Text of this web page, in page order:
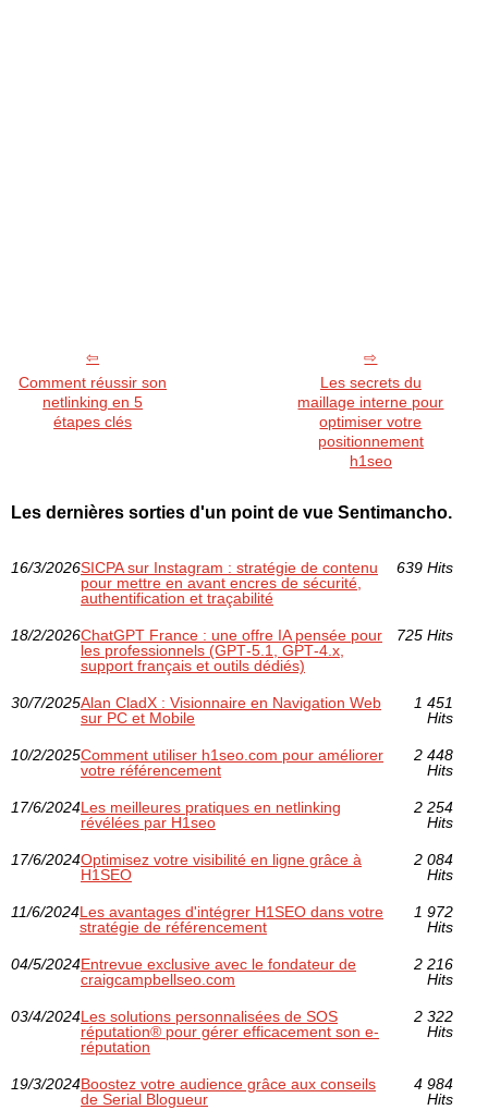
Comment réussir son
netlinking en 5
étapes clés
Les secrets du
maillage interne pour
optimiser votre
positionnement
h1seo
Les dernières sorties d'un point de vue Sentimancho.
16/3/2026SICPA sur Instagram : stratégie de contenu
pour mettre en avant encres de sécurité,
authentification et traçabilité
639 Hits
18/2/2026ChatGPT France : une offre IA pensée pour
les professionnels (GPT‑5.1, GPT‑4.x,
support français et outils dédiés)
725 Hits
30/7/2025Alan CladX : Visionnaire en Navigation Web
sur PC et Mobile
1 451
Hits
10/2/2025Comment utiliser h1seo.com pour améliorer
votre référencement
2 448
Hits
17/6/2024Les meilleures pratiques en netlinking
révélées par H1seo
2 254
Hits
17/6/2024Optimisez votre visibilité en ligne grâce à
H1SEO
2 084
Hits
11/6/2024Les avantages d'intégrer H1SEO dans votre
stratégie de référencement
1 972
Hits
04/5/2024Entrevue exclusive avec le fondateur de
craigcampbellseo.com
2 216
Hits
03/4/2024Les solutions personnalisées de SOS
réputation® pour gérer efficacement son e-
réputation
2 322
Hits
19/3/2024Boostez votre audience grâce aux conseils
de Serial Blogueur
4 984
Hits